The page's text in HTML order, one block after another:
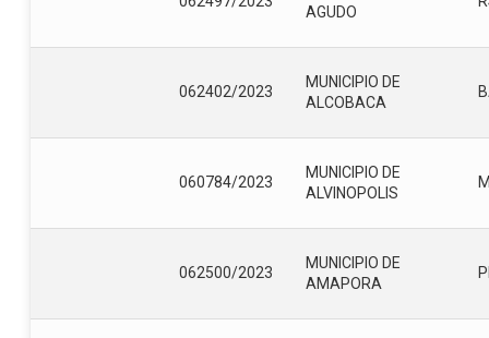
AGUDO
062402/2023
MUNICIPIO DE
ALCOBACA
060784/2023
MUNICIPIO DE
ALVINOPOLIS
062500/2023
MUNICIPIO DE
AMAPORA